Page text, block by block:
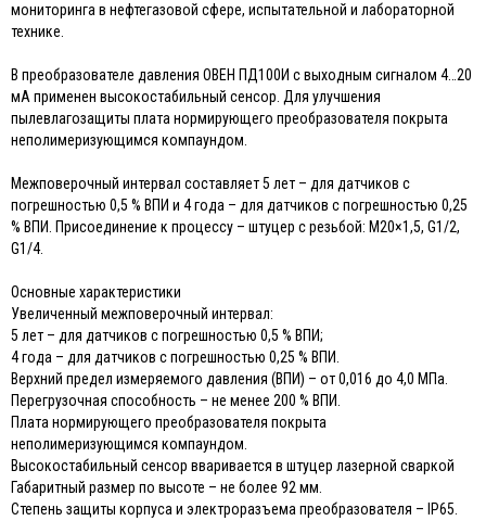
мониторинга в нефтегазовой сфере, испытательной и лабораторной
технике.
В преобразователе давления ОВЕН ПД100И с выходным сигналом 4…20
мА применен высокостабильный сенсор. Для улучшения
пылевлагозащиты плата нормирующего преобразователя покрыта
неполимеризующимся компаундом.
Межповерочный интервал составляет 5 лет – для датчиков с
погрешностью 0,5 % ВПИ и 4 года – для датчиков с погрешностью 0,25
% ВПИ. Присоединение к процессу – штуцер с резьбой: М20×1,5, G1/2,
G1/4.
Основные характеристики
Увеличенный межповерочный интервал:
5 лет – для датчиков с погрешностью 0,5 % ВПИ;
4 года – для датчиков с погрешностью 0,25 % ВПИ.
Верхний предел измеряемого давления (ВПИ) – от 0,016 до 4,0 МПа.
Перегрузочная способность – не менее 200 % ВПИ.
Плата нормирующего преобразователя покрыта
неполимеризующимся компаундом.
Высокостабильный сенсор вваривается в штуцер лазерной сваркой
Габаритный размер по высоте – не более 92 мм.
Степень защиты корпуса и электроразъема преобразователя – IP65.